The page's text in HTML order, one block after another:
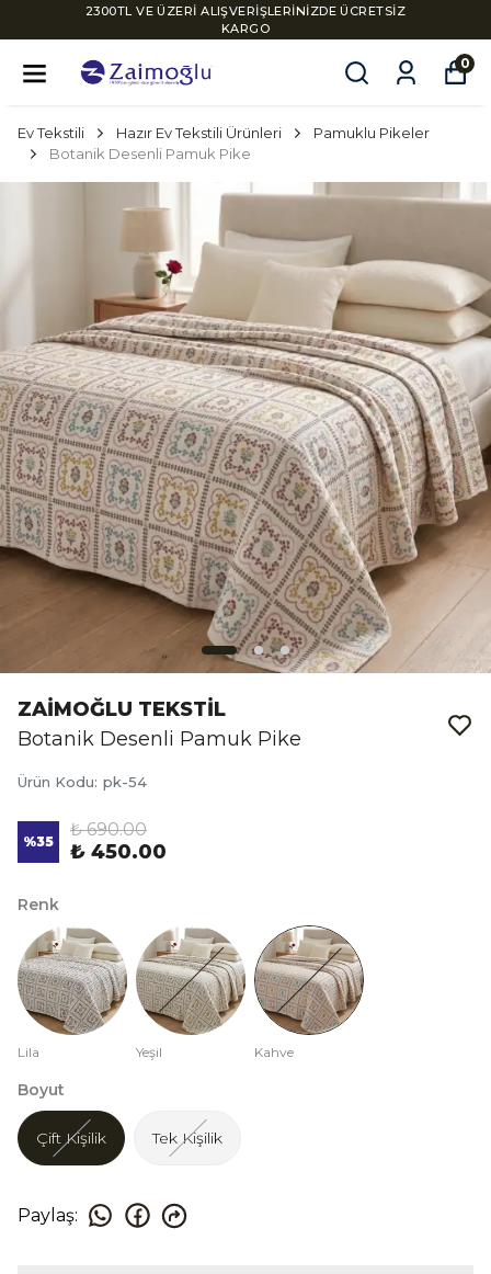
2300TL VE ÜZERİ ALIŞVERİŞLERİNİZDE ÜCRETSİZ
KARGO
0
Ev Tekstili Hazır Ev Tekstili Ürünleri
Pamuklu Pikeler
Botanik Desenli Pamuk Pike
ZAİMOĞLU TEKSTİL
Botanik Desenli Pamuk Pike
Ürün Kodu: pk-54
%35
₺ 690.00
₺ 450.00
Renk
Lila Yeşil Kahve
Boyut
Çift Kişilik Tek Kişilik
Paylaş: